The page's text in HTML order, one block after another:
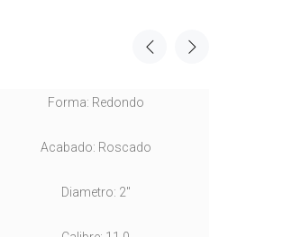
Forma: Redondo
Acabado: Roscado
Diametro: 2"